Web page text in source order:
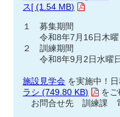
ス[ (1.54 MB)
１ 募集期間
令和8年7月16日木曜
２ 訓練期間
令和8年9月2日水曜日
施設見学会 を実施中！日
ラシ (749.80 KB)
をご
お問合せ先 訓練課